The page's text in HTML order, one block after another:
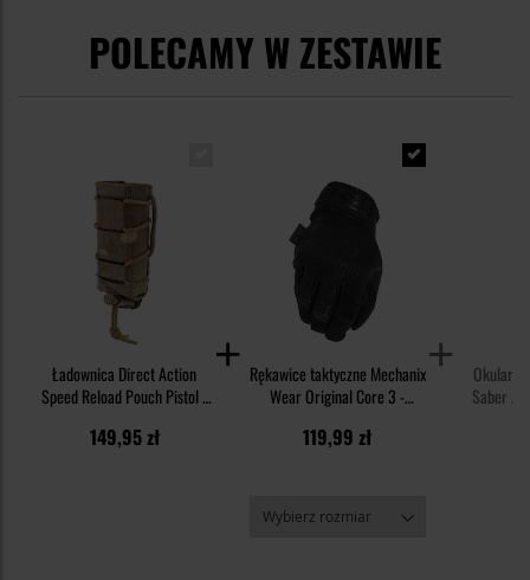
POLECAMY W ZESTAWIE
Ładownica Direct Action
Speed Reload Pouch Pistol -
149,95 zł
Rękawice taktyczne Mechanix
Wear Original Core 3 -
119,99 zł
Okulary
Saber